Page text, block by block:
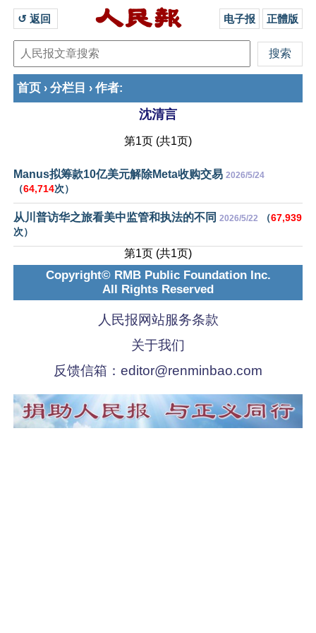
↺ 返回 电子报 正體版
首页 › 分栏目 › 作者:
沈清言
第1页 (共1页)
Manus拟筹款10亿美元解除Meta收购交易 2026/5/24
（64,714次）
从川普访华之旅看美中监管和执法的不同 2026/5/22 （67,939
次）
第1页 (共1页)
Copyright© RMB Public Foundation Inc.
All Rights Reserved
人民报网站服务条款
关于我们
反馈信箱： editor@renminbao.com